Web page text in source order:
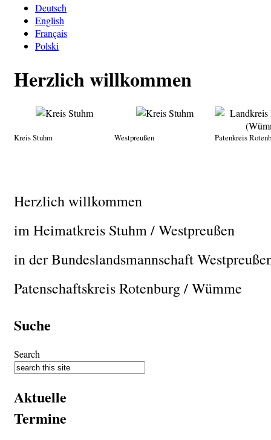
Deutsch
English
Français
Polski
Herzlich willkommen
Kreis Stuhm Westpreußen Patenkreis
Herzlich willkommen
im Heimatkreis Stuhm / Westpreußen
in der Bundeslandsmannschaft
Patenschaftskreis Rotenburg / Wümme
Suche
Search
Aktuelle
Termine